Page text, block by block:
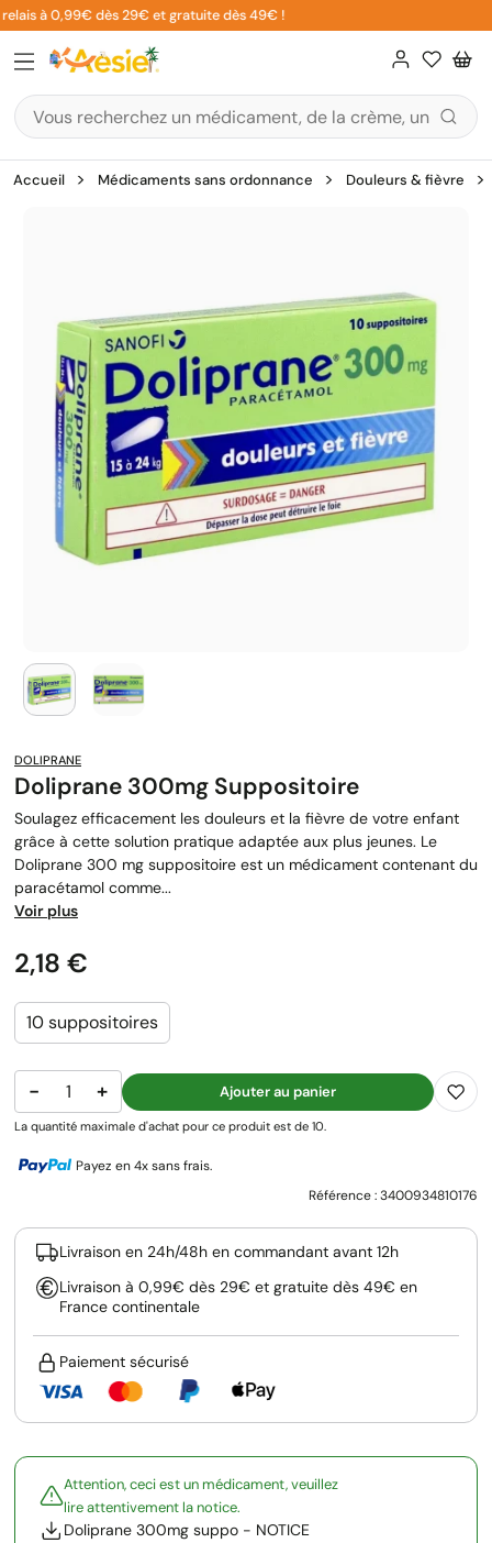
Aller
au
contenu
à 0,99€ dès 29€ et gratuite dès 49€ !
Accueil Médicaments sans ordonnance Douleurs & fièvre
DOLIPRANE
Doliprane 300mg Suppositoire
Soulagez efficacement les douleurs et la fièvre de votre enfant
grâce à cette solution pratique adaptée aux plus jeunes. Le
Doliprane 300 mg suppositoire est un médicament contenant du
paracétamol comme...
Voir plus
Prix
2,18 €
10 suppositoires
− + Ajouter au panier
La quantité maximale d'achat pour ce produit est de 10.
Payez en 4x sans frais.
Référence :3400934810176
Livraison en 24h/48h en commandant avant 12h
Livraison à 0,99€ dès 29€ et gratuite dès 49€ en
France continentale
Paiement sécurisé
Attention, ceci est un médicament, veuillez
lire attentivement la notice.
Doliprane 300mg suppo - NOTICE